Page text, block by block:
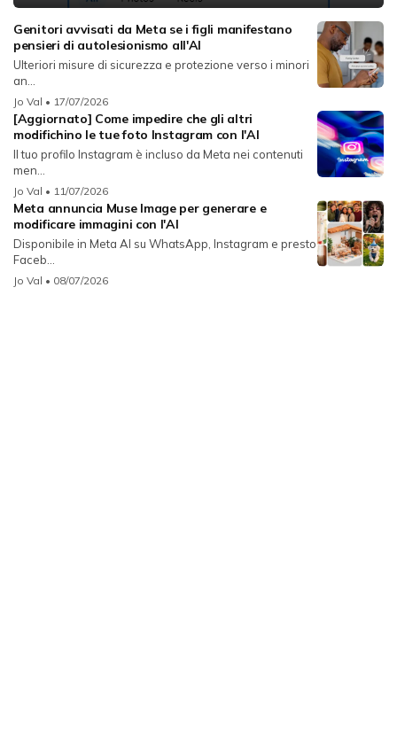
Genitori avvisati da Meta se i figli manifestano
pensieri di autolesionismo all'AI
Ulteriori misure di sicurezza e protezione verso i minori
an...
Jo Val • 17/07/2026
[Aggiornato] Come impedire che gli altri
modifichino le tue foto Instagram con l'AI
Il tuo profilo Instagram è incluso da Meta nei contenuti
men...
Jo Val • 11/07/2026
Meta annuncia Muse Image per generare e
modificare immagini con l'AI
Disponibile in Meta AI su WhatsApp, Instagram e presto
Faceb...
Jo Val • 08/07/2026